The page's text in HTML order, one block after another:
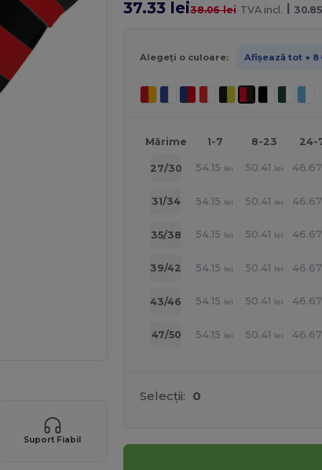
Suport Fiabil
37.33 lei38.06 lei TVA incl. |
Alegeți o culoare: Afișează tot + 8
Mărime 1-7 8-23 24-
27/30 54.15 lei 50.41 lei 46.67
31/34 54.15 lei 50.41 lei 46.67
35/38 54.15 lei 50.41 lei 46.67
39/42 54.15 lei 50.41 lei 46.67
43/46 54.15 lei 50.41 lei 46.67
47/50 54.15 lei 50.41 lei 46.67
Selecții: 0